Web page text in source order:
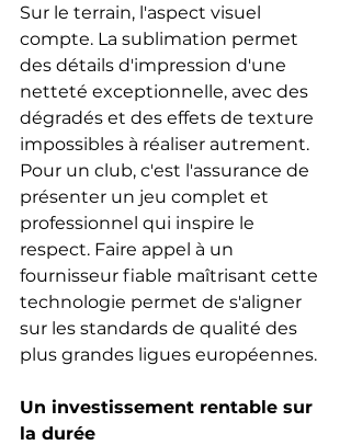
Sur le terrain, l'aspect visuel
compte. La sublimation permet
des détails d'impression d'une
netteté exceptionnelle, avec des
dégradés et des effets de texture
impossibles à réaliser autrement.
Pour un club, c'est l'assurance de
présenter un jeu complet et
professionnel qui inspire le
respect. Faire appel à un
fournisseur fiable maîtrisant cette
technologie permet de s'aligner
sur les standards de qualité des
plus grandes ligues européennes.
Un investissement rentable sur
la durée